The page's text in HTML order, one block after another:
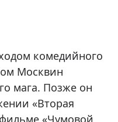
комедийного
Москвин
мага. Позже он
«Вторая
«Чумовой